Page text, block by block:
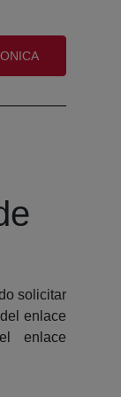
ventana)
solicitar
enlace
enlace